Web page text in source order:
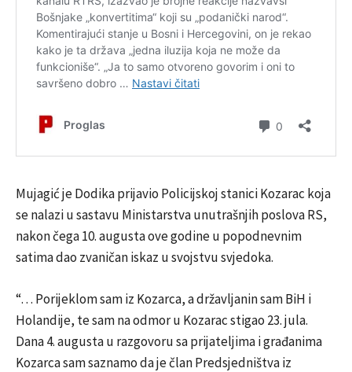
Mujagić je Dodika prijavio Policijskoj stanici Kozarac koja
se nalazi u sastavu Ministarstva unutrašnjih poslova RS,
nakon čega 10. augusta ove godine u popodnevnim
satima dao zvaničan iskaz u svojstvu svjedoka.
“… Porijeklom sam iz Kozarca, a državljanin sam BiH i
Holandije, te sam na odmor u Kozarac stigao 23. jula.
Dana 4. augusta u razgovoru sa prijateljima i građanima
Kozarca sam saznamo da je član Predsjedništva iz